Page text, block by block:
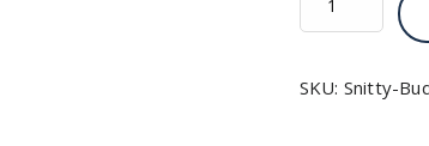
budget
SKU: Snitty-